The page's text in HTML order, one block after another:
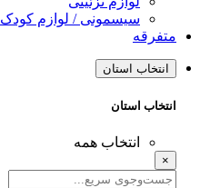
سیسمونی / لوازم کودک
متفرقه
انتخاب استان
انتخاب استان
انتخاب همه
×